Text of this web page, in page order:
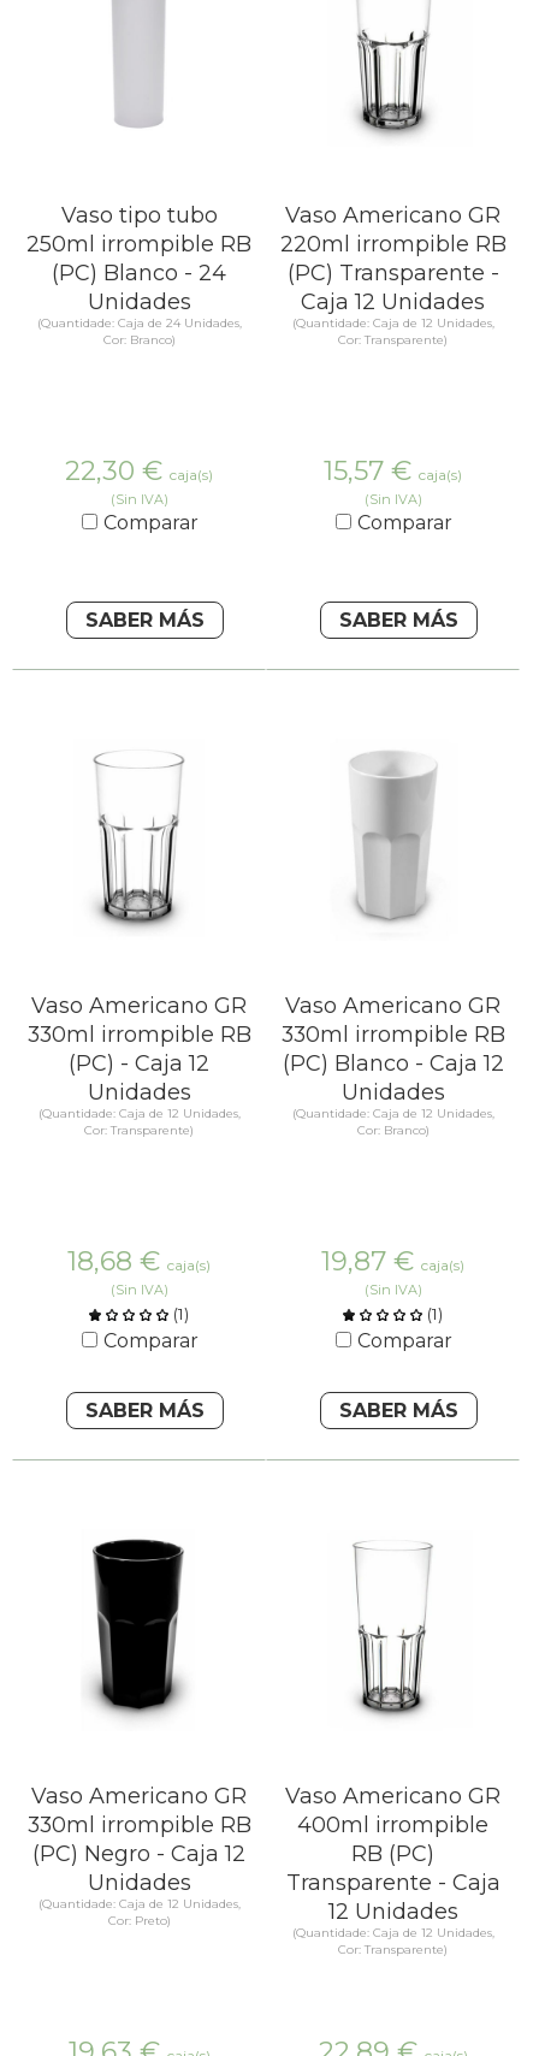
Vaso tipo tubo
250ml irrompible RB
(PC) Blanco - 24
Unidades
(Quantidade: Caja de 24 Unidades,
Cor: Branco)
22,30 € caja(s)
(Sin IVA)
Comparar
SABER MÁS
Vaso Americano GR
220ml irrompible RB
(PC) Transparente -
Caja 12 Unidades
(Quantidade: Caja de 12 Unidades,
Cor: Transparente)
15,57 € caja(s)
(Sin IVA)
Comparar
SABER MÁS
Vaso Americano GR
330ml irrompible RB
(PC) - Caja 12
Unidades
(Quantidade: Caja de 12 Unidades,
Cor: Transparente)
18,68 € caja(s)
(Sin IVA)
(1)
Comparar
SABER MÁS
Vaso Americano GR
330ml irrompible RB
(PC) Blanco - Caja 12
Unidades
(Quantidade: Caja de 12 Unidades,
Cor: Branco)
19,87 € caja(s)
(Sin IVA)
(1)
Comparar
SABER MÁS
Vaso Americano GR
330ml irrompible RB
(PC) Negro - Caja 12
Unidades
(Quantidade: Caja de 12 Unidades,
Cor: Preto)
Vaso Americano GR
400ml irrompible
RB (PC)
Transparente - Caja
12 Unidades
(Quantidade: Caja de 12 Unidades,
Cor: Transparente)